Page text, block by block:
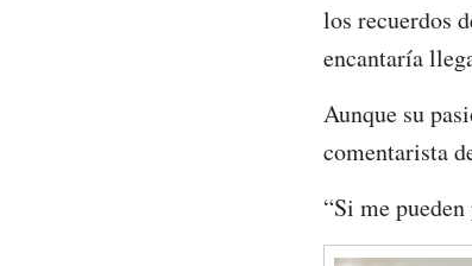
los recuerdos
encantaría
Aunque su
comentarista
“Si me